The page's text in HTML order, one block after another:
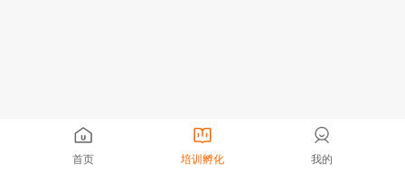
首页 培训孵化 我的